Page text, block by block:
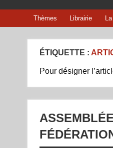
Thèmes Librairie
ÉTIQUETTE :
Pour désigner